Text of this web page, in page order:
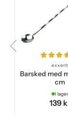
exxent
Barsked med
cm
I lager
139